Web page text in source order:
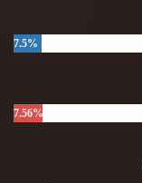
7.5%
7.56%